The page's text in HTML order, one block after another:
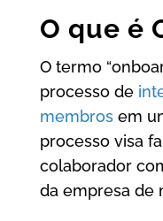
O que é
O termo
processo de
membrosem
processo visa
colaborador
da empresa de